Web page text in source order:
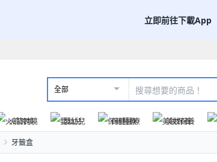
立即前往下載App
全部
火箭跨境 嬰幼兒 保健醫療 美妝保養
牙籤盒